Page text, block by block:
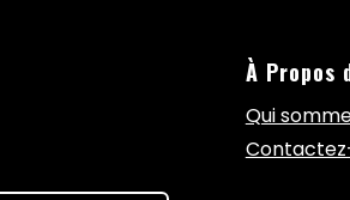
À Propos
Qui